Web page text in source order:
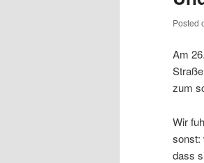
Posted
Am
zum
Wir
sonst:
dass